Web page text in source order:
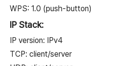
WPS: 1.0 (push-button)
IP Stack:
IP version: IPv4
TCP: client/server